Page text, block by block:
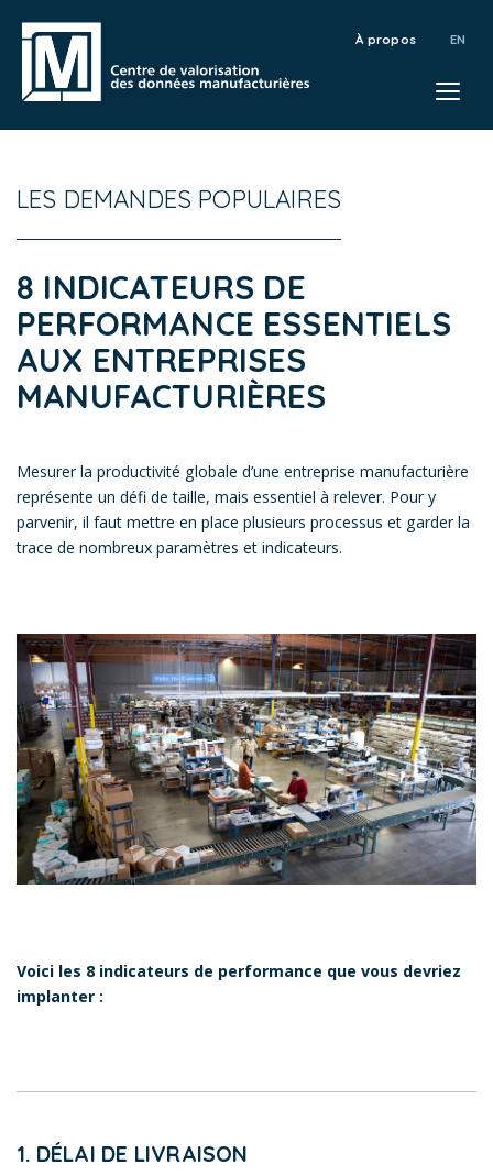
À propos
LES DEMANDES POPULAIRES
8 INDICATEURS DE
PERFORMANCE ESSENTIELS
AUX ENTREPRISES
MANUFACTURIÈRES
Mesurer la productivité globale d’une entreprise manufacturière
représente un défi de taille, mais essentiel à relever. Pour y
parvenir, il faut mettre en place plusieurs processus et garder la
trace de nombreux paramètres et indicateurs.
Voici les 8 indicateurs de performance que vous devriez
implanter :
1. DÉLAI DE LIVRAISON